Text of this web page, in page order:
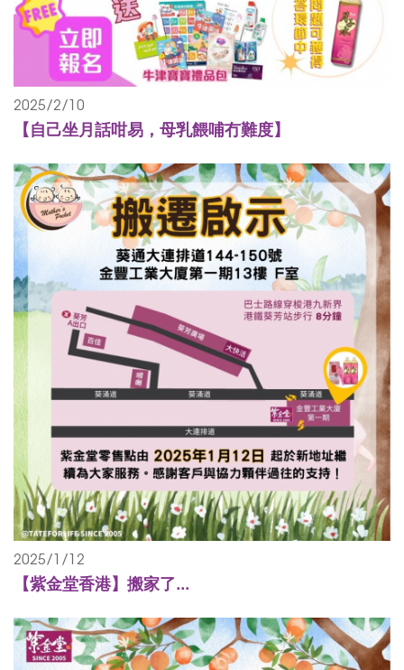
2025/2/10
【自己坐月話咁易，母乳餵哺冇難度】
2025/1/12
【紫金堂香港】搬家了...